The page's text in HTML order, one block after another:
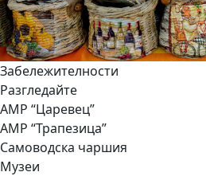
Забележителности
Разгледайте
АМР “Царевец”
АМР “Трапезица”
Самоводска чаршия
Музеи